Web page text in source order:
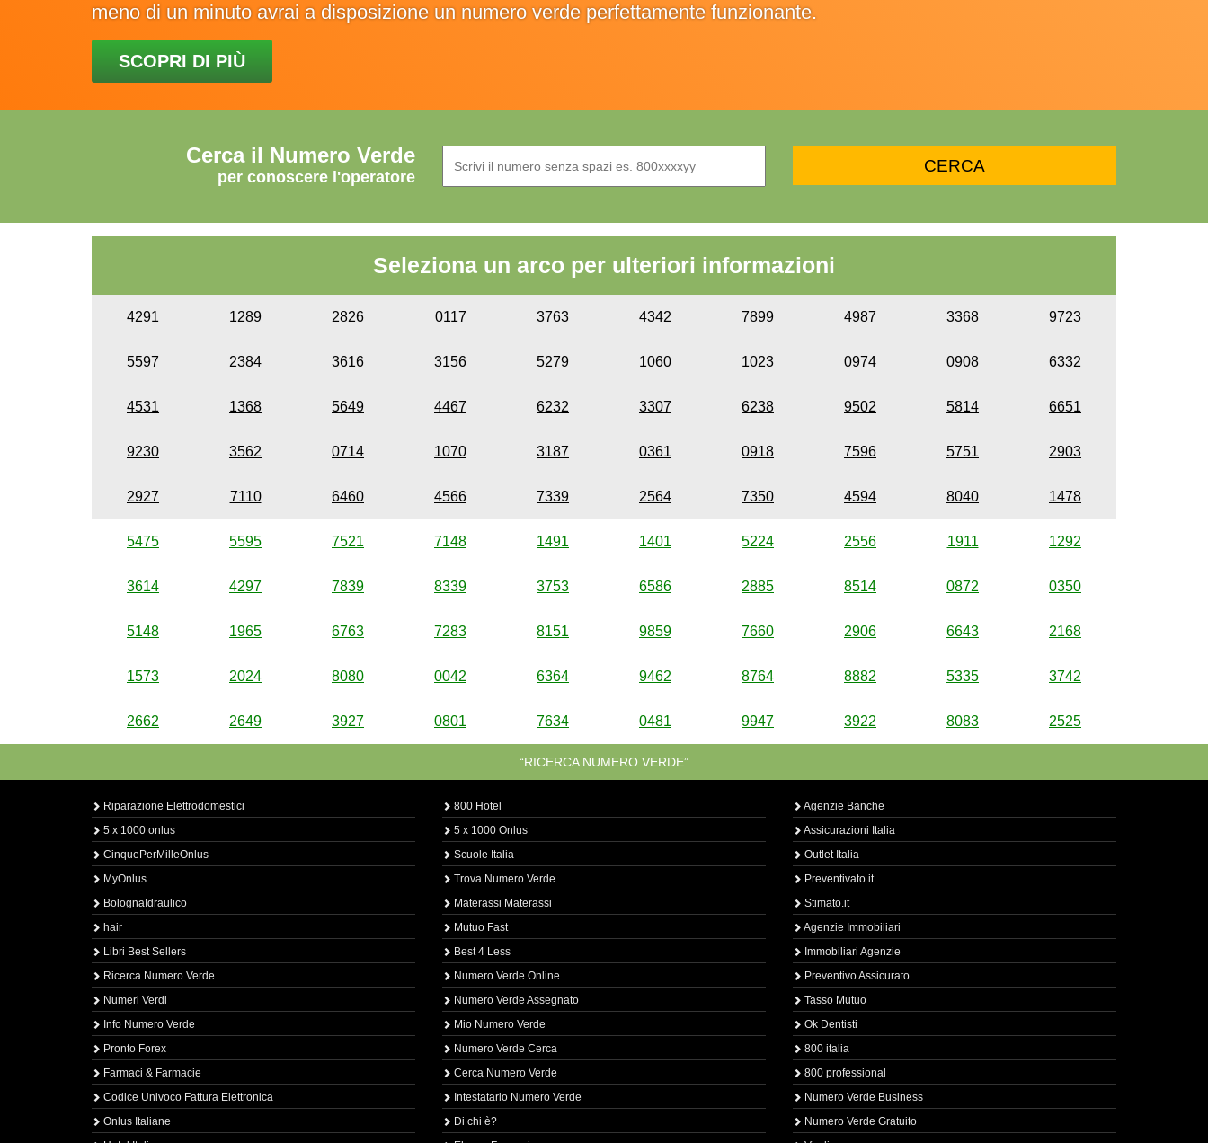
meno di un minuto avrai a disposizione un numero verde perfettamente funzionante.
SCOPRI DI PIÙ
Cerca il Numero Verde
per conoscere l'operatore
Seleziona un arco per ulteriori informazioni
4291 1289 2826 0117 3763 4342 7899 4987 3368 9723
5597 2384 3616 3156 5279 1060 1023 0974 0908 6332
4531 1368 5649 4467 6232 3307 6238 9502 5814 6651
9230 3562 0714 1070 3187 0361 0918 7596 5751 2903
2927 7110 6460 4566 7339 2564 7350 4594 8040 1478
5475 5595 7521 7148 1491 1401 5224 2556 1911 1292
3614 4297 7839 8339 3753 6586 2885 8514 0872 0350
5148 1965 6763 7283 8151 9859 7660 2906 6643 2168
1573 2024 8080 0042 6364 9462 8764 8882 5335 3742
2662 2649 3927 0801 7634 0481 9947 3922 8083 2525
“RICERCA NUMERO VERDE”
Riparazione Elettrodomestici
5 x 1000 onlus
CinquePerMilleOnlus
MyOnlus
BolognaIdraulico
hair
Libri Best Sellers
Ricerca Numero Verde
Numeri Verdi
Info Numero Verde
Pronto Forex
Farmaci & Farmacie
Codice Univoco Fattura Elettronica
Onlus Italiane
800 Hotel
5 x 1000 Onlus
Scuole Italia
Trova Numero Verde
Materassi Materassi
Mutuo Fast
Best 4 Less
Numero Verde Online
Numero Verde Assegnato
Mio Numero Verde
Numero Verde Cerca
Cerca Numero Verde
Intestatario Numero Verde
Di chi è?
Agenzie Banche
Assicurazioni Italia
Outlet Italia
Preventivato.it
Stimato.it
Agenzie Immobiliari
Immobiliari Agenzie
Preventivo Assicurato
Tasso Mutuo
Ok Dentisti
800 italia
800 professional
Numero Verde Business
Numero Verde Gratuito